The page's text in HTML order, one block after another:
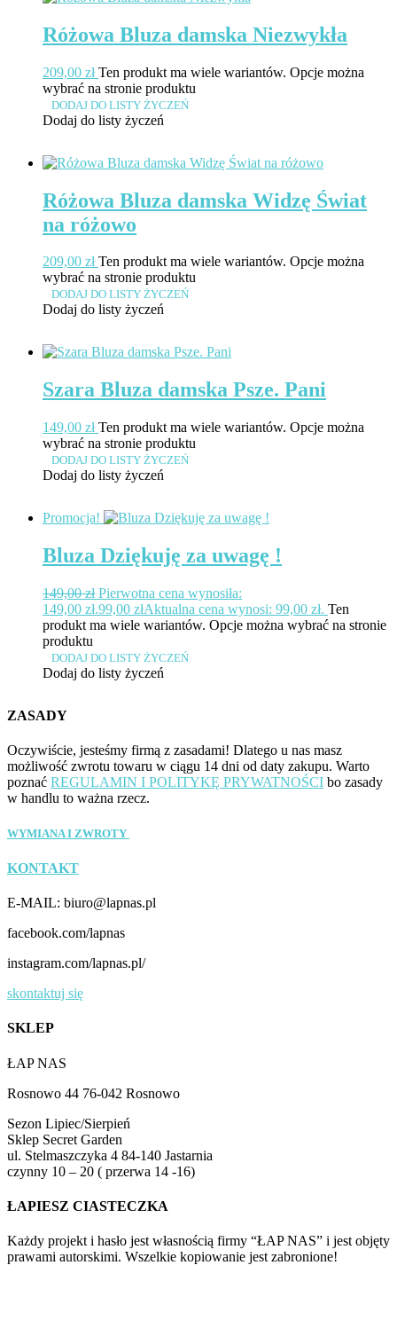
Różowa Bluza damska Niezwykła
209,00 zł Ten produkt ma wiele wariantów. Opcje można
wybrać na stronie produktu
DODAJ DO LISTY ŻYCZEŃ
Dodaj do listy życzeń
Różowa Bluza damska Widzę Świat
na różowo
209,00 zł Ten produkt ma wiele wariantów. Opcje można
wybrać na stronie produktu
DODAJ DO LISTY ŻYCZEŃ
Dodaj do listy życzeń
Szara Bluza damska Psze. Pani
149,00 zł Ten produkt ma wiele wariantów. Opcje można
wybrać na stronie produktu
DODAJ DO LISTY ŻYCZEŃ
Dodaj do listy życzeń
Promocja!
Bluza Dziękuję za uwagę !
149,00zł Pierwotna cena wynosiła:
149,00 zł.99,00 złAktualna cena wynosi: 99,00 zł. Ten
produkt ma wiele wariantów. Opcje można wybrać na stronie
produktu
DODAJ DO LISTY ŻYCZEŃ
Dodaj do listy życzeń
ZASADY
Oczywiście, jesteśmy firmą z zasadami! Dlatego u nas masz
możliwość zwrotu towaru w ciągu 14 dni od daty zakupu. Warto
poznać REGULAMIN I POLITYKĘ PRYWATNOŚCI bo zasady
w handlu to ważna rzecz.
WYMIANA I ZWROTY
KONTAKT
E-MAIL: biuro@lapnas.pl
facebook.com/lapnas
instagram.com/lapnas.pl/
skontaktuj się
SKLEP
ŁAP NAS
Rosnowo 44 76-042 Rosnowo
Sezon Lipiec/Sierpień
Sklep Secret Garden
ul. Stelmaszczyka 4 84-140 Jastarnia
czynny 10 – 20 ( przerwa 14 -16)
ŁAPIESZ CIASTECZKA
Każdy projekt i hasło jest własnością firmy “ŁAP NAS” i jest objęty
prawami autorskimi. Wszelkie kopiowanie jest zabronione!